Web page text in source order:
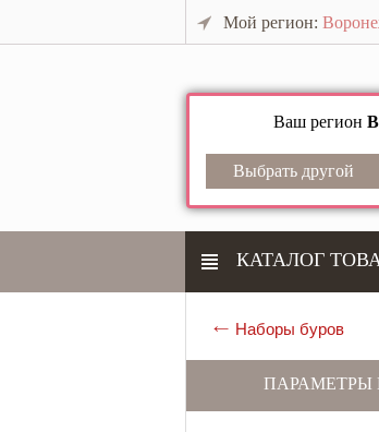
Мой регион:
Ваш регион
КАТАЛОГ
Наборы буров
ПАРАМЕТРЫ